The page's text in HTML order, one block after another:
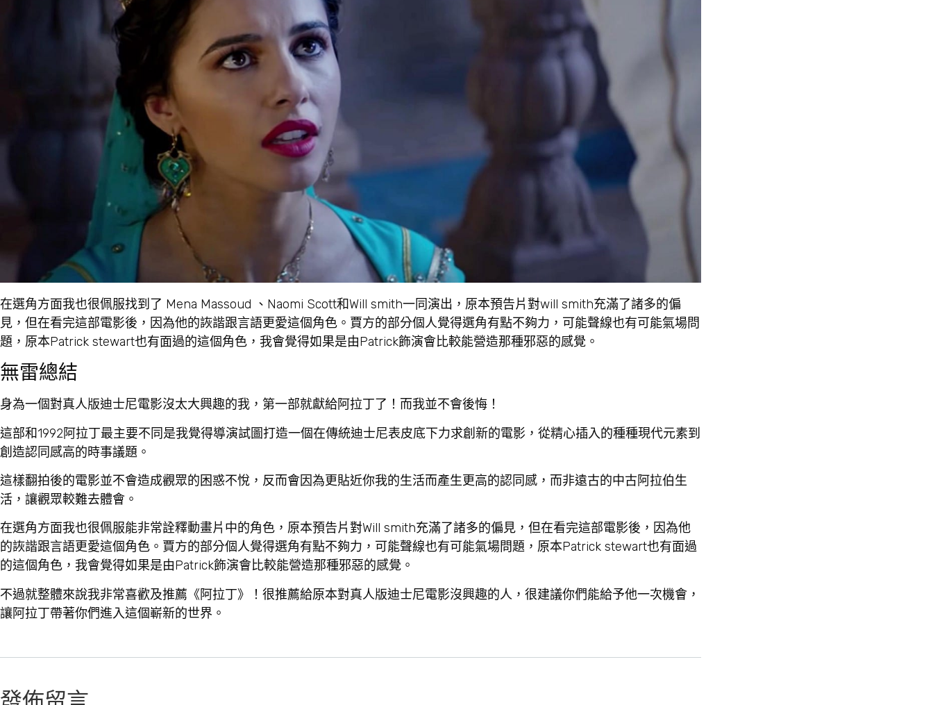
在選角方面我也很佩服找到了 Mena Massoud 、Naomi Scott和Will smith一同演出，原本預告片對will smith充滿了諸多的偏
見，但在看完這部電影後，因為他的詼諧跟言語更愛這個角色。賈方的部分個人覺得選角有點不夠力，可能聲線也有可能氣場問
題，原本Patrick stewart也有面過的這個角色，我會覺得如果是由Patrick飾演會比較能營造那種邪惡的感覺。
無雷總結
身為一個對真人版迪士尼電影沒太大興趣的我，第一部就獻給阿拉丁了！而我並不會後悔！
這部和1992阿拉丁最主要不同是我覺得導演試圖打造一個在傳統迪士尼表皮底下力求創新的電影，從精心插入的種種現代元素到
創造認同感高的時事議題。
這樣翻拍後的電影並不會造成觀眾的困惑不悅，反而會因為更貼近你我的生活而產生更高的認同感，而非遠古的中古阿拉伯生
活，讓觀眾較難去體會。
在選角方面我也很佩服能非常詮釋動畫片中的角色，原本預告片對Will smith充滿了諸多的偏見，但在看完這部電影後，因為他
的詼諧跟言語更愛這個角色。賈方的部分個人覺得選角有點不夠力，可能聲線也有可能氣場問題，原本Patrick stewart也有面過
的這個角色，我會覺得如果是由Patrick飾演會比較能營造那種邪惡的感覺。
不過就整體來說我非常喜歡及推薦《阿拉丁》！很推薦給原本對真人版迪士尼電影沒興趣的人，很建議你們能給予他一次機會，
讓阿拉丁帶著你們進入這個嶄新的世界。